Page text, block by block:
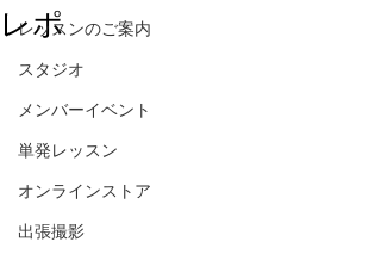
レッスンのご案内
スタジオ
メンバーイベント
単発レッスン
オンラインストア
出張撮影
レポ